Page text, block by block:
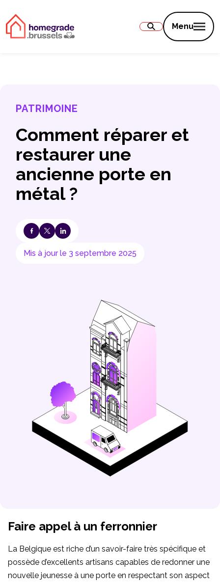
Menu
PATRIMOINE
Comment réparer et
restaurer une
ancienne porte en
métal ?
Mis à jour le 3 septembre 2025
Faire appel à un ferronnier
La Belgique est riche d’un savoir-faire très spécifique et
possède d’excellents artisans capables de redonner une
nouvelle jeunesse à une porte en respectant son aspect